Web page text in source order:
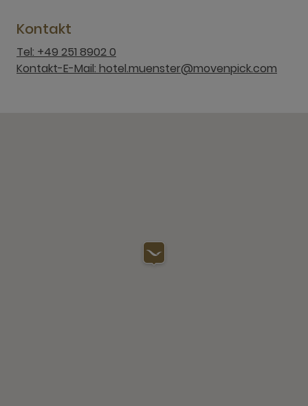
Kontakt
Tel: +49 251 8902 0
Kontakt-E-Mail: hotel.muenster@movenpick.com